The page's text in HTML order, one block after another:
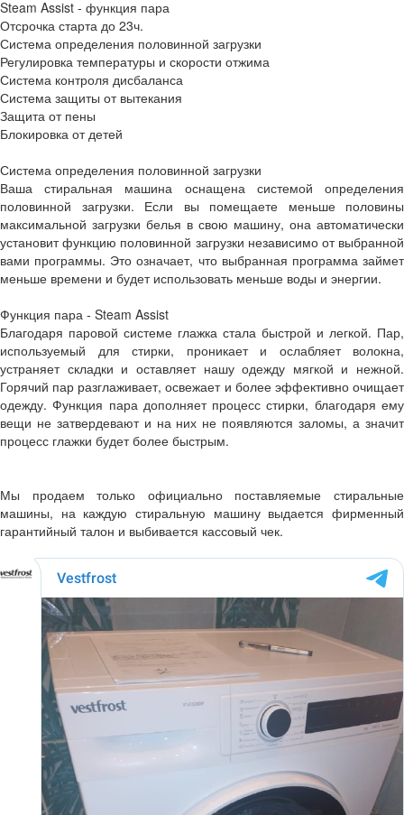
Steam Assist - функция пара
Отсрочка старта до 23ч.
Система определения половинной загрузки
Регулировка температуры и скорости отжима
Система контроля дисбаланса
Система защиты от вытекания
Защита от пены
Блокировка от детей
Система определения половинной загрузки
Ваша стиральная машина оснащена системой определения
половинной загрузки. Если вы помещаете меньше половины
максимальной загрузки белья в свою машину, она автоматически
установит функцию половинной загрузки независимо от выбранной
вами программы. Это означает, что выбранная программа займет
меньше времени и будет использовать меньше воды и энергии.
Функция пара - Steam Assist
Благодаря паровой системе глажка стала быстрой и легкой. Пар,
используемый для стирки, проникает и ослабляет волокна,
устраняет складки и оставляет нашу одежду мягкой и нежной.
Горячий пар разглаживает, освежает и более эффективно очищает
одежду. Функция пара дополняет процесс стирки, благодаря ему
вещи не затвердевают и на них не появляются заломы, а значит
процесс глажки будет более быстрым.
Мы продаем только официально поставляемые стиральные
машины, на каждую стиральную машину выдается фирменный
гарантийный талон и выбивается кассовый чек.